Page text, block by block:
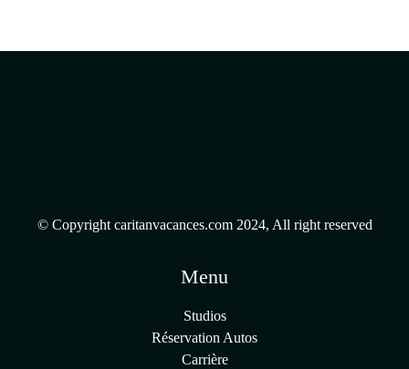
© Copyright caritanvacances.com 2024, All right reserved
Menu
Studios
Réservation Autos
Carrière